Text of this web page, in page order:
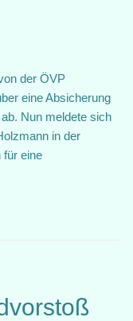
der ÖVP
eine Absicherung
Nun meldete sich
in der
für eine